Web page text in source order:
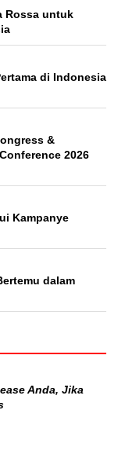
Rossa untuk
di Indonesia
&
2026
Kampanye
dalam
Anda, Jika